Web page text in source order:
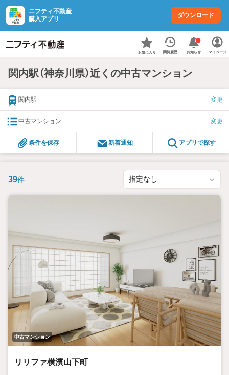
ニフティ不動産
購入アプリ
ダウンロード
お気に入り 閲覧履歴 お知らせ マイページ
関内駅（神奈川県）近くの中古マンション
関内駅 変更
中古マンション 変更
条件を保存 新着通知 アプリで探す
39件
中古マンション
リリファ横濱山下町